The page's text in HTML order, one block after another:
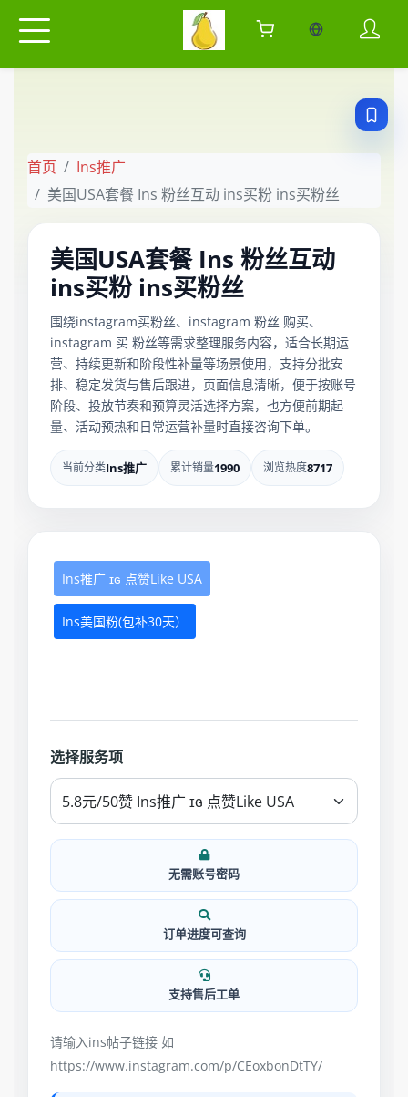
当前语言：中
首页
Ins推广
美国USA套餐 Ins 粉丝互动 ins买粉 ins买粉丝
美国USA套餐 Ins 粉丝互动
ins买粉 ins买粉丝
围绕instagram买粉丝、instagram 粉丝 购买、
instagram 买 粉丝等需求整理服务内容，适合长期运
营、持续更新和阶段性补量等场景使用，支持分批安
排、稳定发货与售后跟进，页面信息清晰，便于按账号
阶段、投放节奏和预算灵活选择方案，也方便前期起
量、活动预热和日常运营补量时直接咨询下单。
当前分类Ins推广 累计销量1990 浏览热度8717
Ins推广 ɪɢ 点赞Like USA
Ins美国粉(包补30天）
选择服务项
无需账号密码
订单进度可查询
支持售后工单
请输入ins帖子链接 如
https://www.instagram.com/p/CEoxbonDtTY/